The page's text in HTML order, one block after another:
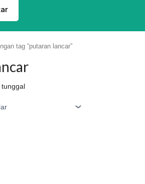
tag “putaran lancar”
tunggal